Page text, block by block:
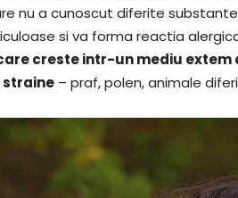
nu a cunoscut diferite
si va forma reactia
creste intr-un mediu
straine – praf, polen, animale